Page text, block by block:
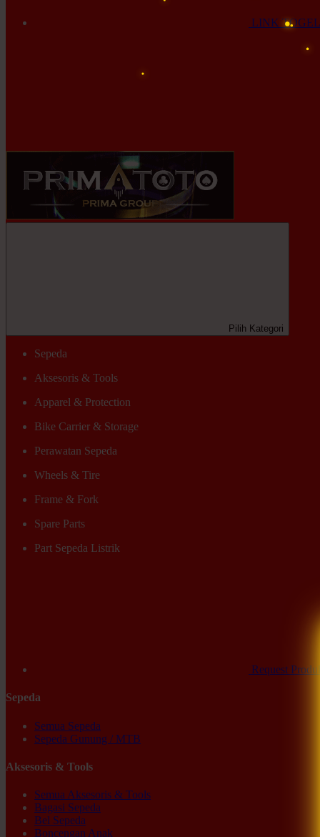
LINK TOGEL
Pilih Kategori
Sepeda
Aksesoris & Tools
Apparel & Protection
Bike Carrier & Storage
Perawatan Sepeda
Wheels & Tire
Frame & Fork
Spare Parts
Part Sepeda Listrik
Request
Sepeda
Semua Sepeda
Sepeda Gunung / MTB
Aksesoris & Tools
Semua Aksesoris & Tools
Bagasi Sepeda
Bel Sepeda
Boncengan Anak